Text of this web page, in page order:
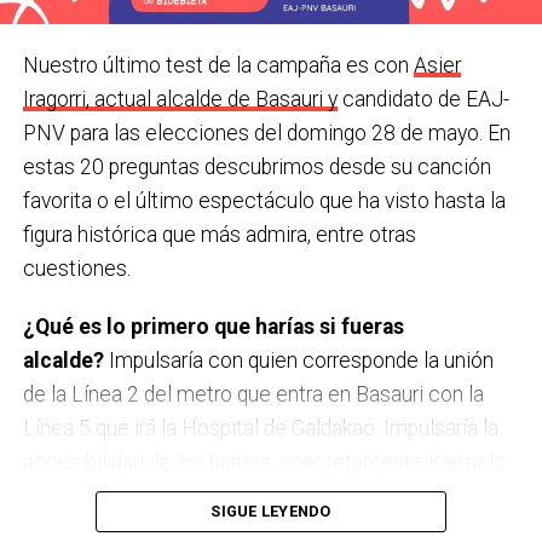
Nuestro último test de la campaña es con Asier
Iragorri, actual alcalde de Basauri ycandidato de EAJ-
PNV para las elecciones del domingo 28 de mayo. En
estas 20 preguntas descubrimos desde su canción
favorita o el último espectáculo que ha visto hasta la
figura histórica que más admira, entre otras
cuestiones.
¿Qué es lo primero que harías si fueras
alcalde? Impulsaría con quien corresponde la unión
de la Línea 2 del metro que entra en Basauri con la
Línea 5 que irá la Hospital de Galdakao. Impulsaría la
Torre, buscando la mejor opción para unir la parte baja
y la alta de Karmelo Torre, obviamente buscando el
SIGUE LEYENDO